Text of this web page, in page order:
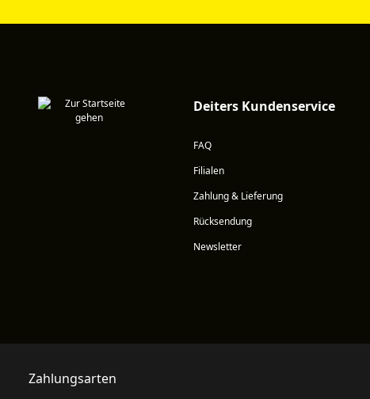
Deiters Kundenservice
FAQ
Filialen
Zahlung & Lieferung
Rücksendung
Newsletter
Zahlungsarten